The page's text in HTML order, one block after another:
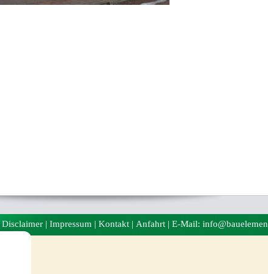
Disclaimer| Impressum | Kontakt| Anfahrt| E-Mail: